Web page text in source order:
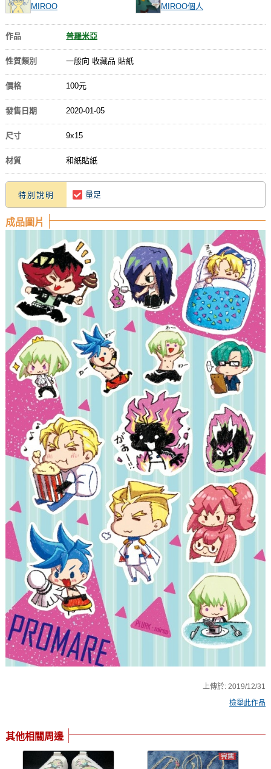
MIROO MIROO個人
作品 普羅米亞
性質類別 一般向 收藏品 貼紙
價格 100元
發售日期 2020-01-05
尺寸 9x15
材質 和紙貼紙
特別說明 量足
成品圖片
上傳於:2019/12/31
檢舉此作品
其他相關周邊